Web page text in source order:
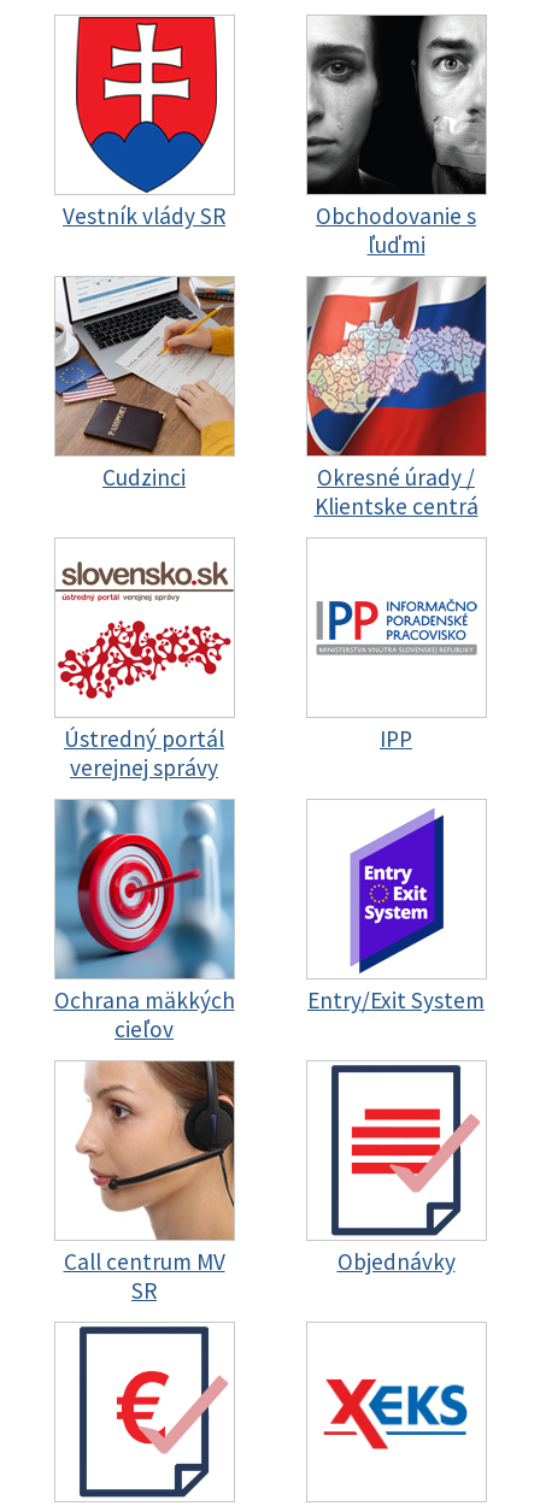
Vestník vlády SR
Obchodovanie s
ľuďmi
Cudzinci
Okresné úrady /
Klientske centrá
Ústredný portál
verejnej správy
IPP
Ochrana mäkkých
cieľov
Entry/Exit System
Call centrum MV
SR
Objednávky